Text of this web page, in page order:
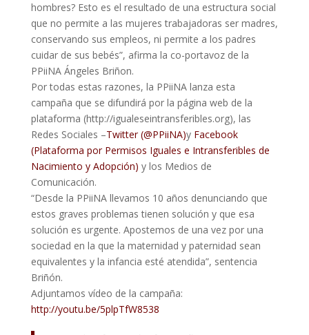
hombres? Esto es el resultado de una estructura social
que no permite a las mujeres trabajadoras ser madres,
conservando sus empleos, ni permite a los padres
cuidar de sus bebés”, afirma la co-portavoz de la
PPiiNA Ángeles Briñon.
Por todas estas razones, la PPiiNA lanza esta
campaña que se difundirá por la página web de la
plataforma (http://igualeseintransferibles.org), las
Redes Sociales –Twitter (@PPiiNA)y Facebook
(Plataforma por Permisos Iguales e Intransferibles de
Nacimiento y Adopción) y los Medios de
Comunicación.
“Desde la PPiiNA llevamos 10 años denunciando que
estos graves problemas tienen solución y que esa
solución es urgente. Apostemos de una vez por una
sociedad en la que la maternidad y paternidad sean
equivalentes y la infancia esté atendida”, sentencia
Briñón.
Adjuntamos vídeo de la campaña:
http://youtu.be/5plpTfW8538